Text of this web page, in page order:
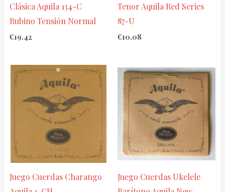
Clásica Aquila 134-C
Rubino Tensión Normal
€19.42
Tenor Aquila Red Series
87-U
€10.08
Juego Cuerdas Charango
Juego Cuerdas Ukelele